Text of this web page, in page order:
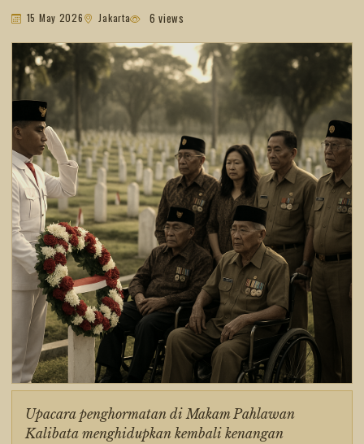
15 May 2026 Jakarta 6 views
Upacara penghormatan di Makam Pahlawan
Kalibata menghidupkan kembali kenangan